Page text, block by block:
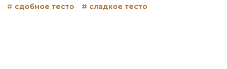
сдобное тесто
сладкое тесто